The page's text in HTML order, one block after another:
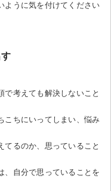
ように気を付けてください
で考えても解決しないこと
こちにいってしまい、悩み
てるのか、思っていること
、自分で思っていることを